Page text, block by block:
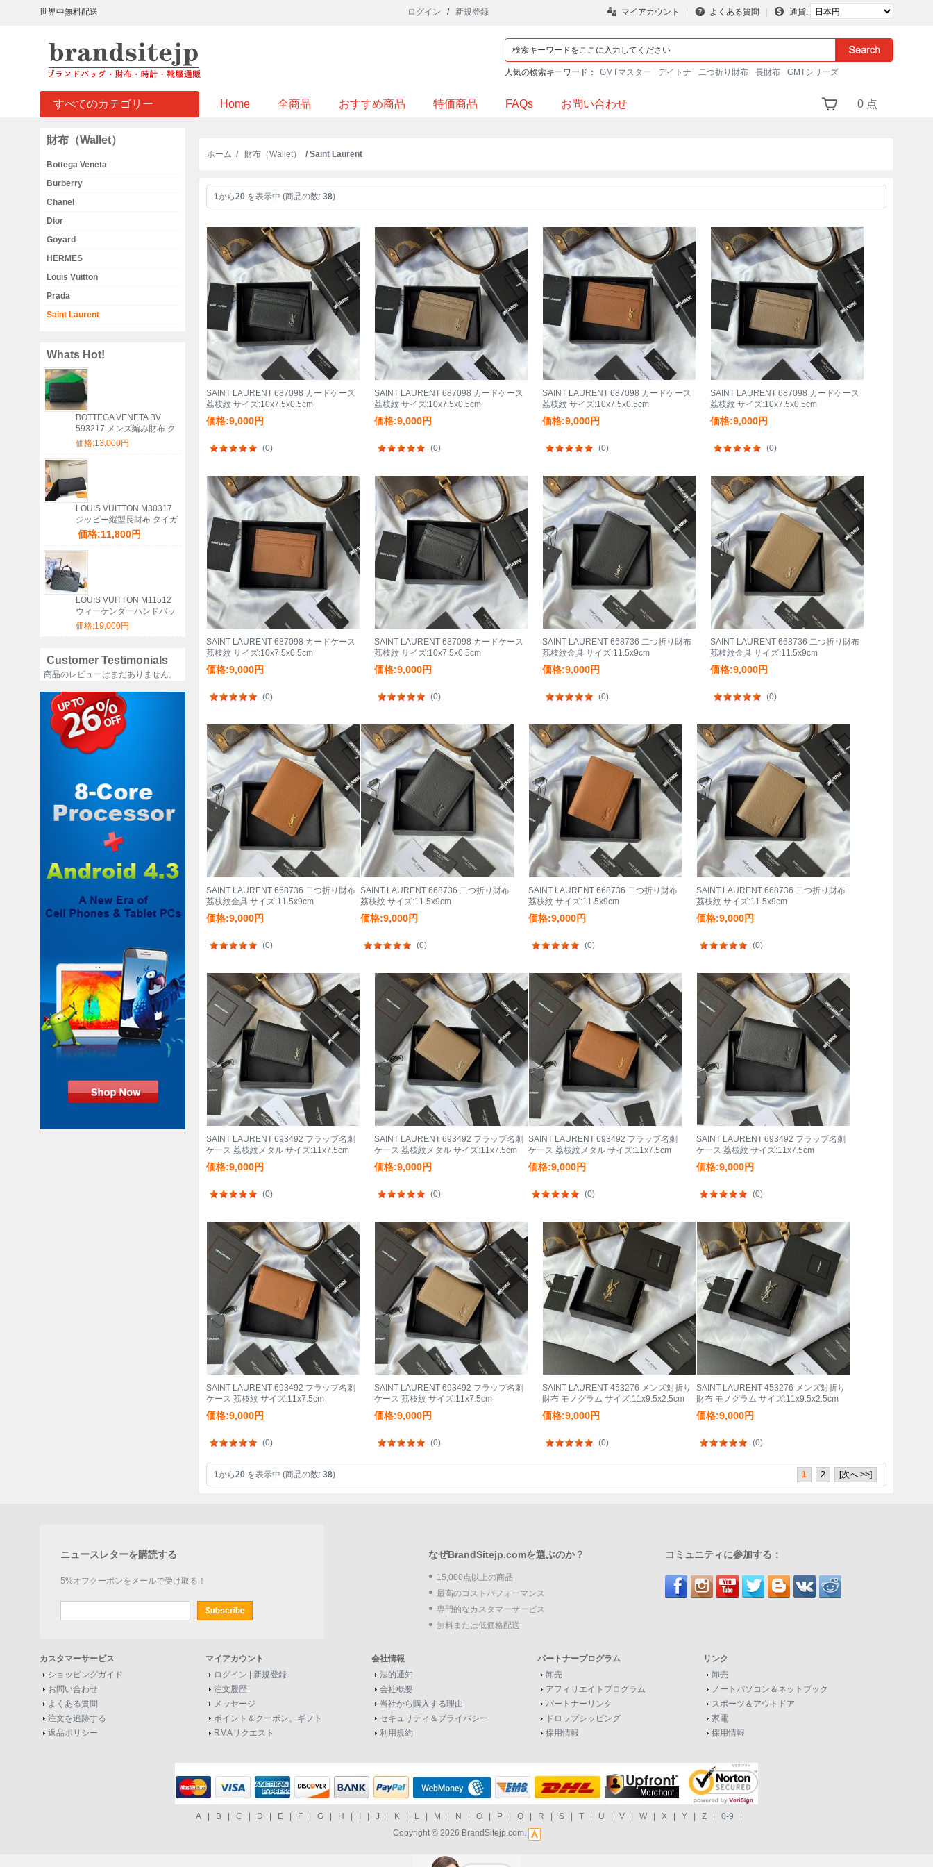
世界中無料配送 ログイン / 新規登録 マイアカウント よくある質問 通貨:
人気の検索キーワード： GMTマスター デイトナ 二つ折り財布 長財布 GMTシリーズ
すべてのカテゴリー Home 全商品 おすすめ商品 特価商品 FAQs お問い合わせ 0 点
財布（Wallet）
Bottega Veneta
Burberry
Chanel
Dior
Goyard
HERMES
Louis Vuitton
Prada
Saint Laurent
Whats Hot!
BOTTEGA VENETA BV
593217 メンズ編み財布 ク
ラシック編み牛皮 19x10cm
価格:13,000円
LOUIS VUITTON M30317
ジッピー縦型長財布 タイガ
ブラック サイズ:20x10cm
価格:11,800円
LOUIS VUITTON M11512
ウィーケンダーハンドバッ
グ サイズ:46x31x18cm
価格:19,000円
Customer Testimonials
商品のレビューはまだありません。
ホーム / 財布（Wallet） / Saint Laurent
1から20 を表示中 (商品の数: 38)
SAINT LAURENT 687098 カードケース
荔枝紋 サイズ:10x7.5x0.5cm
価格:9,000円
(0)
SAINT LAURENT 687098 カードケース
荔枝紋 サイズ:10x7.5x0.5cm
価格:9,000円
(0)
SAINT LAURENT 687098 カードケース
荔枝紋 サイズ:10x7.5x0.5cm
価格:9,000円
(0)
SAINT LAURENT 687098 カードケース
荔枝紋 サイズ:10x7.5x0.5cm
価格:9,000円
(0)
SAINT LAURENT 687098 カードケース
荔枝紋 サイズ:10x7.5x0.5cm
価格:9,000円
(0)
SAINT LAURENT 687098 カードケース
荔枝紋 サイズ:10x7.5x0.5cm
価格:9,000円
(0)
SAINT LAURENT 668736 二つ折り財布
荔枝紋金具 サイズ:11.5x9cm
価格:9,000円
(0)
SAINT LAURENT 668736 二つ折り財布
荔枝紋金具 サイズ:11.5x9cm
価格:9,000円
(0)
SAINT LAURENT 668736 二つ折り財布
荔枝紋金具 サイズ:11.5x9cm
価格:9,000円
(0)
SAINT LAURENT 668736 二つ折り財布
荔枝紋 サイズ:11.5x9cm
価格:9,000円
(0)
SAINT LAURENT 668736 二つ折り財布
荔枝紋 サイズ:11.5x9cm
価格:9,000円
(0)
SAINT LAURENT 668736 二つ折り財布
荔枝紋 サイズ:11.5x9cm
価格:9,000円
(0)
SAINT LAURENT 693492 フラップ名刺
ケース 荔枝紋メタル サイズ:11x7.5cm
価格:9,000円
(0)
SAINT LAURENT 693492 フラップ名刺
ケース 荔枝紋メタル サイズ:11x7.5cm
価格:9,000円
(0)
SAINT LAURENT 693492 フラップ名刺
ケース 荔枝紋メタル サイズ:11x7.5cm
価格:9,000円
(0)
SAINT LAURENT 693492 フラップ名刺
ケース 荔枝紋 サイズ:11x7.5cm
価格:9,000円
(0)
SAINT LAURENT 693492 フラップ名刺
ケース 荔枝紋 サイズ:11x7.5cm
価格:9,000円
(0)
SAINT LAURENT 693492 フラップ名刺
ケース 荔枝紋 サイズ:11x7.5cm
価格:9,000円
(0)
SAINT LAURENT 453276 メンズ対折り
財布 モノグラム サイズ:11x9.5x2.5cm
価格:9,000円
(0)
SAINT LAURENT 453276 メンズ対折り
財布 モノグラム サイズ:11x9.5x2.5cm
価格:9,000円
(0)
1から20 を表示中 (商品の数: 38) 1 2 [次へ >>]
ニュースレターを購読する
5%オフクーポンをメールで受け取る！
なぜBrandSitejp.comを選ぶのか？
15,000点以上の商品
最高のコストパフォーマンス
専門的なカスタマーサービス
無料または低価格配送
コミュニティに参加する：
カスタマーサービス
ショッピングガイド
お問い合わせ
よくある質問
注文を追跡する
返品ポリシー
マイアカウント
ログイン
新規登録
注文履歴
メッセージ
ポイント＆クーポン、ギフト
RMAリクエスト
会社情報
法的通知
会社概要
当社から購入する理由
セキュリティ＆プライバシー
利用規約
パートナープログラム
卸売
アフィリエイトプログラム
パートナーリンク
ドロップシッピング
採用情報
リンク
卸売
ノートパソコン＆ネットブック
スポーツ＆アウトドア
家電
採用情報
A B C D E F G H J K L M N O P Q R S T U V W X Y Z 0-9
Copyright © 2026 BrandSitejp.com.